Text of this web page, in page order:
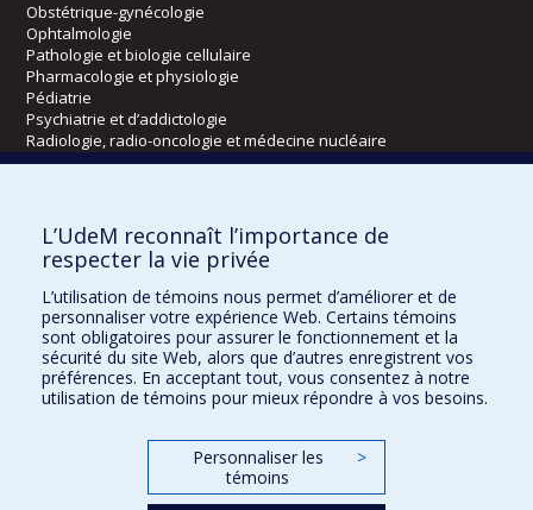
Obstétrique-gynécologie
Ophtalmologie
Pathologie et biologie cellulaire
Pharmacologie et physiologie
Pédiatrie
Psychiatrie et d’addictologie
Radiologie, radio-oncologie et médecine nucléaire
Kinésiologie et des sciences de l’activité physique
Orthophonie et audiologie
Réadaptation
Directions
DPC
CPASS
L’UdeM reconnaît l’importance de
respecter la vie privée
L’utilisation de témoins nous permet d’améliorer et de
personnaliser votre expérience Web. Certains témoins
sont obligatoires pour assurer le fonctionnement et la
sécurité du site Web, alors que d’autres enregistrent vos
préférences. En acceptant tout, vous consentez à notre
utilisation de témoins pour mieux répondre à vos besoins.
Personnaliser les
témoins
>